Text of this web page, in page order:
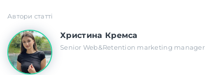
Автори статті
Христина Кремса
Senior Web&Retention marketing manager